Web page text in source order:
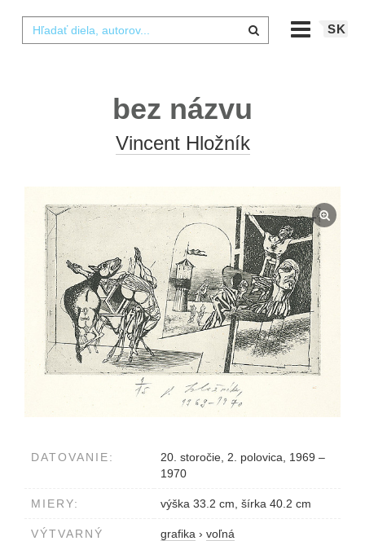
SK
bez názvu
Vincent Hložník
DATOVANIE:
20. storočie, 2. polovica, 1969 –
1970
MIERY: výška 33.2 cm, šírka 40.2 cm
VÝTVARNÝ
grafika › voľná